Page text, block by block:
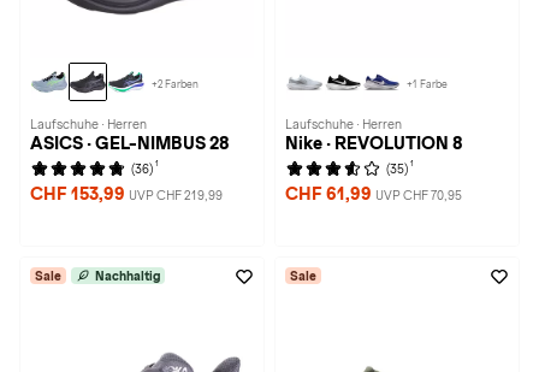
+2 Farben
Laufschuhe · Herren
ASICS · GEL-NIMBUS 28
(36) 1
CHF 153,99 UVP CHF 219,99
+1 Farbe
Laufschuhe · Herren
Nike · REVOLUTION 8
(35) 1
CHF 61,99 UVP CHF 70,95
Sale Nachhaltig Sale